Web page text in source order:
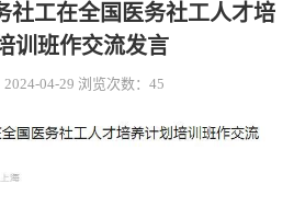
社工在全国医务社工人才培
训班作交流发言
04-29 浏览次数： 45